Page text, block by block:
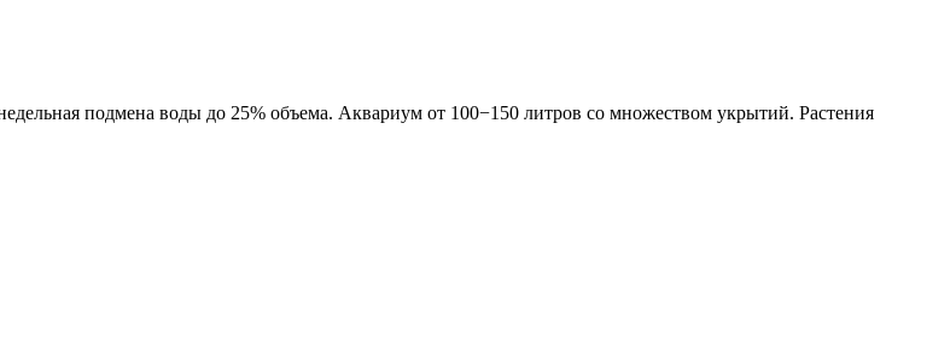
подмена воды до 25% объема. Аквариум от 100−150 литров со множеством укрытий. Растения